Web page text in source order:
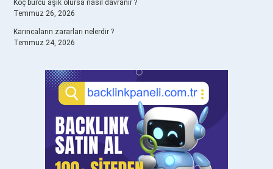
Koç burcu aşık olursa nasıl davranır ?
Temmuz 26, 2026
Karıncaların zararları nelerdir ?
Temmuz 24, 2026